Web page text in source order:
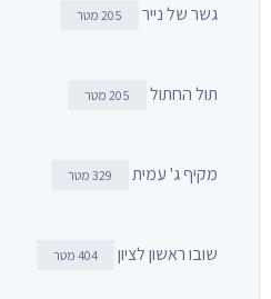
גשר של נייר 205 מטר
תול החתול 205 מטר
מקיף ג' עמית 329 מטר
שובו ראשון לציון 404 מטר